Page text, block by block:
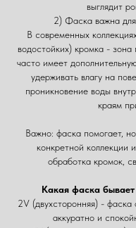
выглядит
2) Фаска важна
В современных
водостойких) кромка -
часто имеет
удерживать влагу на
проникновение воды
краям
Важно: фаска помогает,
конкретной коллекции
обработка кромок,
Какая фаска
2V (двухсторонняя) -
аккуратно и